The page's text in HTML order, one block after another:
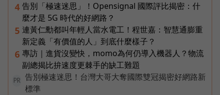
4 告別「極速迷思」！Opensignal 國際評比揭密：什
麼才是 5G 時代的好網路？
5 連黃仁勳都叫年輕人當水電工！程世嘉：智慧通膨重
新定義「有價值的人」到底什麼樣子？
6 專訪｜進貨沒變快，momo為何仍導入機器人？物流
副總揭比拚速度更棘手的缺工難題
PR
告別極速迷思！台灣大哥大奪國際雙冠揭密好網路新
標準